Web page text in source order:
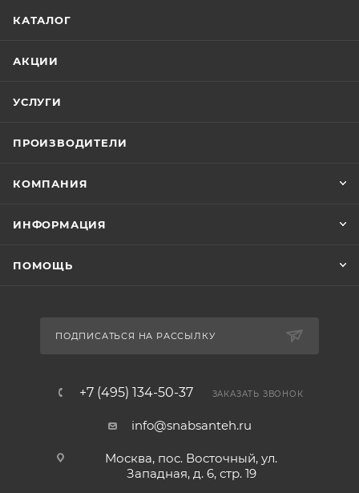
КАТАЛОГ
АКЦИИ
УСЛУГИ
ПРОИЗВОДИТЕЛИ
КОМПАНИЯ
ИНФОРМАЦИЯ
ПОМОЩЬ
ПОДПИСАТЬСЯ НА РАССЫЛКУ
+7 (495) 134-50-37 ЗАКАЗАТЬ ЗВОНОК
info@snabsanteh.ru
Москва, пос. Восточный, ул.
Западная, д. 6, стр. 19